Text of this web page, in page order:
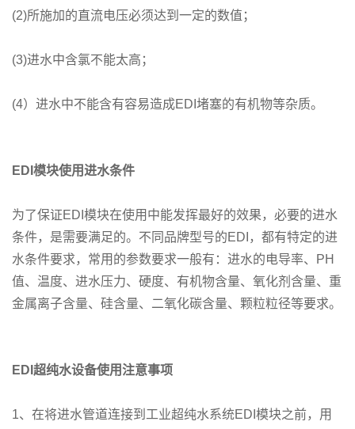
(2)所施加的直流电压必须达到一定的数值；
(3)进水中含氯不能太高；
(4）进水中不能含有容易造成EDI堵塞的有机物等杂质。
EDI模块使用进水条件
为了保证EDI模块在使用中能发挥最好的效果，必要的进水
条件，是需要满足的。不同品牌型号的EDI，都有特定的进
水条件要求，常用的参数要求一般有：进水的电导率、PH
值、温度、进水压力、硬度、有机物含量、氧化剂含量、重
金属离子含量、硅含量、二氧化碳含量、颗粒粒径等要求。
EDI 超纯水设备使用注意事项
1、在将进水管道连接到工业超纯水系统EDI模块之前，用